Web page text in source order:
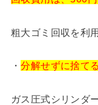
粗大ゴミ回収を利
・分解せずに捨て
ガス圧式シリンダ